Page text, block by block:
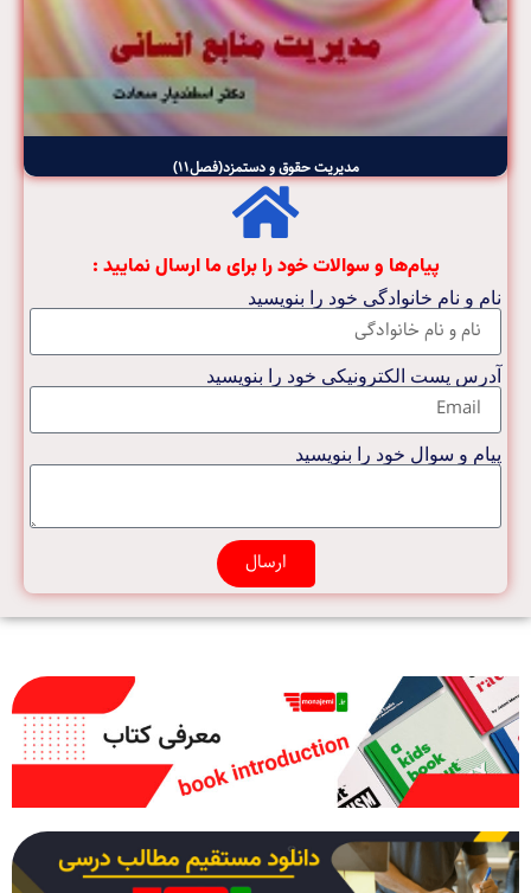
مدیریت حقوق و دستمزد(فصل۱۱)
پیام‌ها و سوالات خود را برای ما ارسال نمایید :
نام و نام خانوادگی خود را بنویسید
آدرس پست الکترونیکی خود را بنویسید
پیام و سوال خود را بنویسید
ارسال